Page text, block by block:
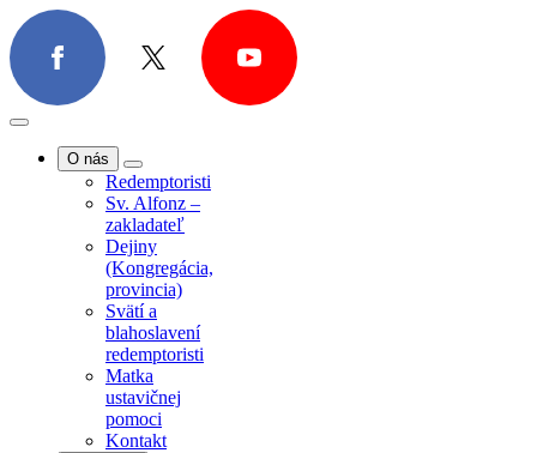
O nás
Redemptoristi
Sv. Alfonz –
zakladateľ
Dejiny
(Kongregácia,
provincia)
Svätí a
blahoslavení
redemptoristi
Matka
ustavičnej
pomoci
Kontakt